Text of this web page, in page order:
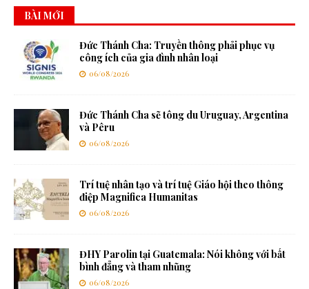
BÀI MỚI
Đức Thánh Cha: Truyền thông phải phục vụ
công ích của gia đình nhân loại
06/08/2026
Đức Thánh Cha sẽ tông du Uruguay, Argentina
và Pêru
06/08/2026
Trí tuệ nhân tạo và trí tuệ Giáo hội theo thông
điệp Magnifica Humanitas
06/08/2026
ĐHY Parolin tại Guatemala: Nói không với bất
bình đẳng và tham nhũng
06/08/2026